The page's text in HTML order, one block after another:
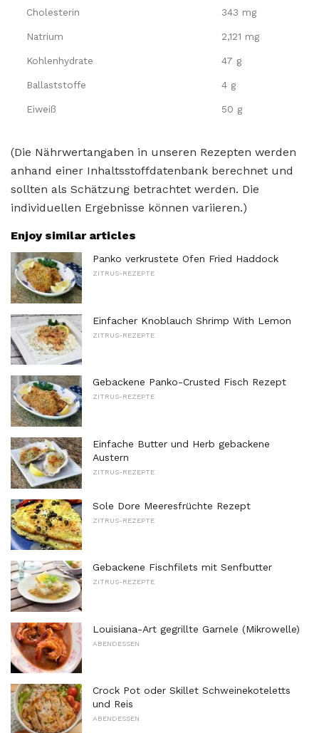
Cholesterin 343 mg
Natrium 2,121 mg
Kohlenhydrate 47 g
Ballaststoffe 4 g
Eiweiß 50 g
(Die Nährwertangaben in unseren Rezepten werden
anhand einer Inhaltsstoffdatenbank berechnet und
sollten als Schätzung betrachtet werden. Die
individuellen Ergebnisse können variieren.)
Enjoy similar articles
Panko verkrustete Ofen Fried Haddock
ZITRUS-REZEPTE
Einfacher Knoblauch Shrimp With Lemon
ZITRUS-REZEPTE
Gebackene Panko-Crusted Fisch Rezept
ZITRUS-REZEPTE
Einfache Butter und Herb gebackene
Austern
ZITRUS-REZEPTE
Sole Dore Meeresfrüchte Rezept
ZITRUS-REZEPTE
Gebackene Fischfilets mit Senfbutter
ZITRUS-REZEPTE
Louisiana-Art gegrillte Garnele (Mikrowelle)
ABENDESSEN
Crock Pot oder Skillet Schweinekoteletts
und Reis
ABENDESSEN